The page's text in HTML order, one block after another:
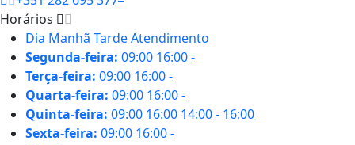
Horários
Dia Manhã TardeAtendimento
Segunda-feira: 09:00 16:00-
Terça-feira: 09:00 16:00-
Quarta-feira: 09:00 16:00-
Quinta-feira: 09:00 16:00 14:00 - 16:00
Sexta-feira: 09:00 16:00-